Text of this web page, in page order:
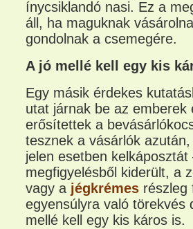
ínycsiklandó nasi. Ez a
áll, ha maguknak
gondolnak a csemegére.
A jó mellé kell egy kis
Egy másik érdekes
utat járnak be az emberek
erősítettek a
tesznek a vásárlók
jelen esetben
megfigyelésből kiderült, a
vagy a jégkrémes részleg
egyensúlyra való törekvés
mellé kell egy kis káros is.